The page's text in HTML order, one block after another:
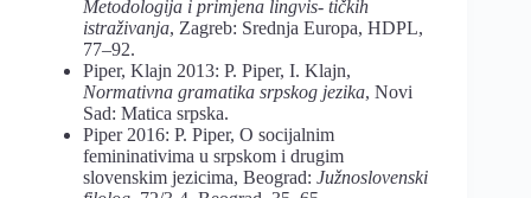
Metodologija i primjena lingvis- tičkih
istraživanja, Zagreb: Srednja Europa, HDPL,
77–92.
Piper, Klajn 2013: P. Piper, I. Klajn,
Normativna gramatika srpskog jezika, Novi
Sad: Matica srpska.
Piper 2016: P. Piper, O socijalnim
femininativima u srpskom i drugim
slovenskim jezicima, Beograd: Južnoslovenski